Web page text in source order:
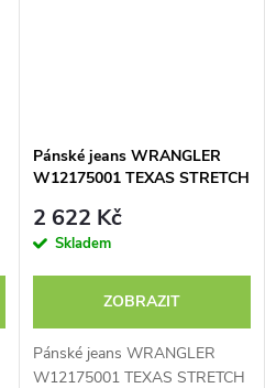
Pánské jeans WRANGLER
W12175001 TEXAS STRETCH
2 622 Kč
Skladem
ZOBRAZIT
Pánské jeans WRANGLER
W12175001 TEXAS STRETCH